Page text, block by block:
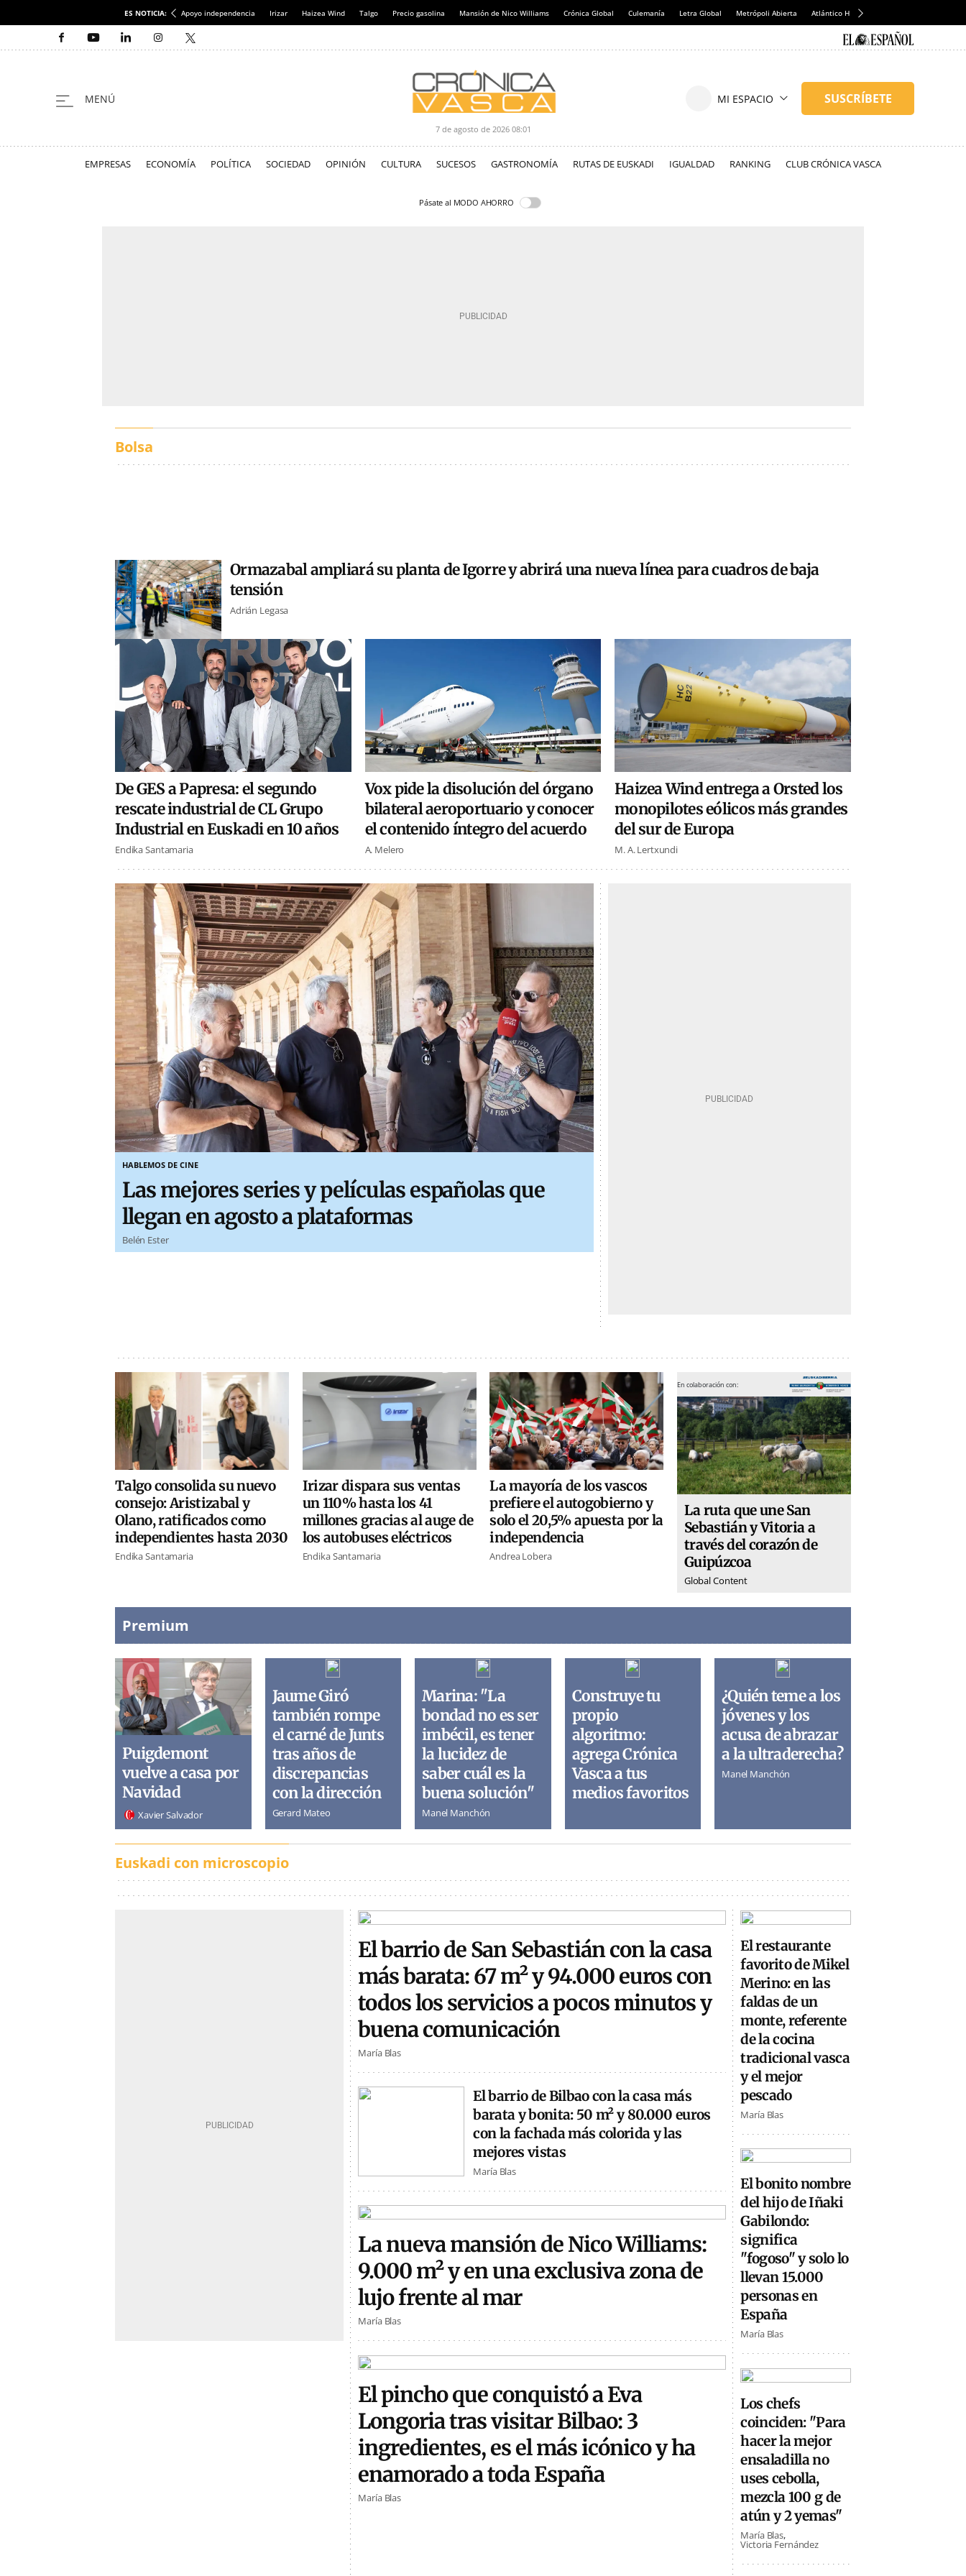
ES NOTICIA: Apoyo independencia Irizar Haizea Wind Talgo Precio gasolina Mansión de Nico Williams Crónica Global Culemanía Letra Global Metrópoli Abierta Atlántico Hoy
7 de agosto de 2026 08:01
EMPRESAS ECONOMÍA POLÍTICA SOCIEDAD OPINIÓN CULTURA SUCESOS GASTRONOMÍA RUTAS DE EUSKADI IGUALDAD RANKING CLUB CRÓNICA VASCA
Pásate al MODO AHORRO
Bolsa
Ormazabal ampliará su planta de Igorre y abrirá una nueva línea para cuadros de baja
tensión
Adrián Legasa
De GES a Papresa: el segundo
rescate industrial de CL Grupo
Industrial en Euskadi en 10 años
Endika Santamaria
Vox pide la disolución del órgano
bilateral aeroportuario y conocer
el contenido íntegro del acuerdo
A. Melero
Haizea Wind entrega a Orsted los
monopilotes eólicos más grandes
del sur de Europa
M. A. Lertxundi
HABLEMOS DE CINE
Las mejores series y películas españolas que
llegan en agosto a plataformas
Belén Ester
Talgo consolida su nuevo
consejo: Aristizabal y
Olano, ratificados como
independientes hasta 2030
Endika Santamaria
Irizar dispara sus ventas
un 110% hasta los 41
millones gracias al auge de
los autobuses eléctricos
Endika Santamaria
La mayoría de los vascos
prefiere el autogobierno y
solo el 20,5% apuesta por la
independencia
Andrea Lobera
En colaboración con:
La ruta que une San
Sebastián y Vitoria a
través del corazón de
Guipúzcoa
Global Content
Premium
Puigdemont
vuelve a casa por
Navidad
Xavier Salvador
Jaume Giró
también rompe
el carné de Junts
tras años de
discrepancias
con la dirección
Gerard Mateo
Marina: "La
bondad no es ser
imbécil, es tener
la lucidez de
saber cuál es la
buena solución"
Manel Manchón
Construye tu
propio
algoritmo:
agrega Crónica
Vasca a tus
medios favoritos
¿Quién teme a los
jóvenes y los
acusa de abrazar
a la ultraderecha?
Manel Manchón
Euskadi con microscopio
El barrio de San Sebastián con la casa
más barata: 67 m² y 94.000 euros con
todos los servicios a pocos minutos y
buena comunicación
María Blas
El barrio de Bilbao con la casa más
barata y bonita: 50 m² y 80.000 euros
con la fachada más colorida y las
mejores vistas
María Blas
La nueva mansión de Nico Williams:
9.000 m² y en una exclusiva zona de
lujo frente al mar
María Blas
El pincho que conquistó a Eva
Longoria tras visitar Bilbao: 3
ingredientes, es el más icónico y ha
enamorado a toda España
María Blas
El restaurante
favorito de Mikel
Merino: en las
faldas de un
monte, referente
de la cocina
tradicional vasca
y el mejor
pescado
María Blas
El bonito nombre
del hijo de Iñaki
Gabilondo:
significa
"fogoso" y solo lo
llevan 15.000
personas en
España
María Blas
Los chefs
coinciden: "Para
hacer la mejor
ensaladilla no
uses cebolla,
mezcla 100 g de
atún y 2 yemas"
María Blas
Victoria Fernández